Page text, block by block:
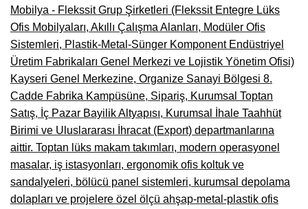
Mobilya - Flekssit Grup Şirketleri (Flekssit Entegre Lüks
Ofis Mobilyaları, Akıllı Çalışma Alanları, Modüler Ofis
Sistemleri, Plastik-Metal-Sünger Komponent Endüstriyel
Üretim Fabrikaları Genel Merkezi ve Lojistik Yönetim Ofisi)
Kayseri Genel Merkezine, Organize Sanayi Bölgesi 8.
Cadde Fabrika Kampüsüne, Sipariş, Kurumsal Toptan
Satış, İç Pazar Bayilik Altyapısı, Kurumsal İhale Taahhüt
Birimi ve Uluslararası İhracat (Export) departmanlarına
aittir. Toptan lüks makam takımları, modern operasyonel
masalar, iş istasyonları, ergonomik ofis koltuk ve
sandalyeleri, bölücü panel sistemleri, kurumsal depolama
dolapları ve projelere özel ölçü ahşap-metal-plastik ofis